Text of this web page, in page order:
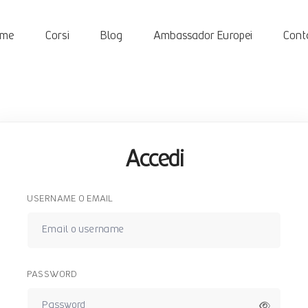
Corsi Blog Ambassador Europei
Accedi
USERNAME O EMAIL
PASSWORD